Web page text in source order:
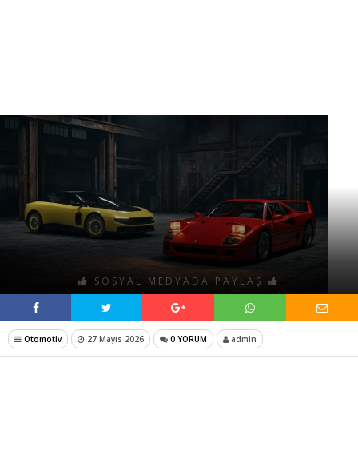
SOSYAL MEDYADA PAYLAŞ
Otomotiv 27 Mayıs 2026 0 YORUM admin